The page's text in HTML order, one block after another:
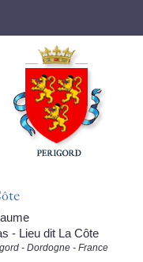
- Lieu dit La Côte
- Dordogne - France